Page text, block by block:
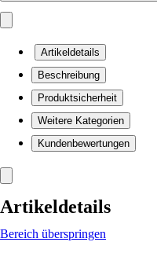
Artikeldetails
Beschreibung
Produktsicherheit
Weitere Kategorien
Kundenbewertungen
Artikeldetails
Bereich überspringen